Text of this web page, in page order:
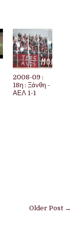
2008-09 :
18η : Ξάνθη -
ΑΕΛ 1-1
Older Post →